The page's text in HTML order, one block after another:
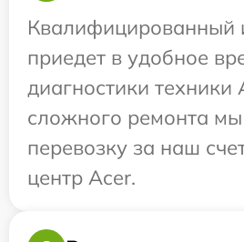
Квалифицированный
приедет в удобное
диагностики техники
сложного ремонта
перевозку за наш
центр Acer.